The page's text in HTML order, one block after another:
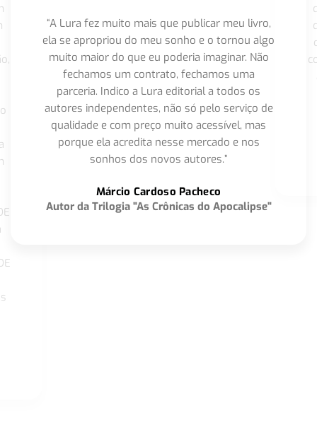
“A Lura fez muito mais que publicar meu livro,
ela se apropriou do meu sonho e o tornou algo
muito maior do que eu poderia imaginar. Não
fechamos um contrato, fechamos uma
parceria. Indico a Lura editorial a todos os
autores independentes, não só pelo serviço de
qualidade e com preço muito acessível, mas
porque ela acredita nesse mercado e nos
sonhos dos novos autores.”
Márcio Cardoso Pacheco
Autor da Trilogia "As Crônicas do Apocalipse"